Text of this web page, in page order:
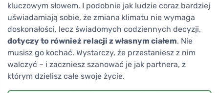
kluczowym słowem. I podobnie jak ludzie coraz bardziej
uświadamiają sobie, że zmiana klimatu nie wymaga
doskonałości, lecz świadomych codziennych decyzji,
dotyczy to również relacji z własnym ciałem. Nie
musisz go kochać. Wystarczy, że przestaniesz z nim
walczyć – i zaczniesz szanować je jak partnera, z
którym dzielisz całe swoje życie.